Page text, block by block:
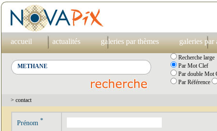
accueil actualités galeries par thèmes galeries par
Recherche large
Par Mot Clef
Par double Mot
Par Référence
> contact
Prénom *